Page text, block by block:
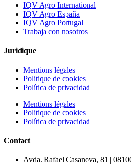
IQV Agro International
IQV Agro España
IQV Agro Portugal
Trabaja con nosotros
Juridique
Mentions légales
Politique de cookies
Política de privacidad
Mentions légales
Politique de cookies
Política de privacidad
Contact
Avda. Rafael Casanova, 81 |